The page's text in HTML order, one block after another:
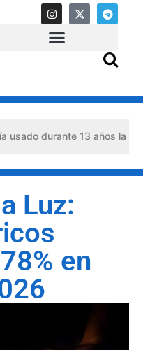
13 años la matrícula
Luz:
en